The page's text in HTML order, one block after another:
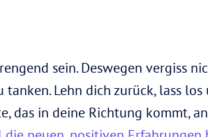
sein. Deswegen vergiss
Lehn dich zurück, lass
das in deine Richtung kommt,